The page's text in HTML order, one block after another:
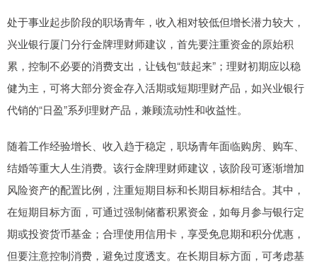
处于事业起步阶段的职场青年，收入相对较低但增长潜力较大，
兴业银行厦门分行金牌理财师建议，首先要注重资金的原始积
累，控制不必要的消费支出，让钱包“鼓起来”；理财初期应以稳
健为主，可将大部分资金存入活期或短期理财产品，如兴业银行
代销的“日盈”系列理财产品，兼顾流动性和收益性。
随着工作经验增长、收入趋于稳定，职场青年面临购房、购车、
结婚等重大人生消费。该行金牌理财师建议，该阶段可逐渐增加
风险资产的配置比例，注重短期目标和长期目标相结合。其中，
在短期目标方面，可通过强制储蓄积累资金，如每月参与银行定
期或投资货币基金；合理使用信用卡，享受免息期和积分优惠，
但要注意控制消费，避免过度透支。在长期目标方面，可考虑基